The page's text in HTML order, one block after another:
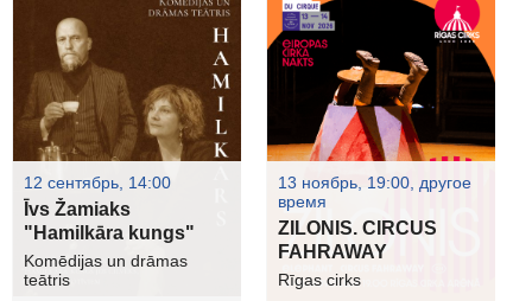
12 сентябрь, 14:00
Īvs Žamiaks
"Hamilkāra kungs"
Komēdijas un drāmas
teātris
13 ноябрь, 19:00, другое
время
ZILONIS. CIRCUS
FAHRAWAY
Rīgas cirks